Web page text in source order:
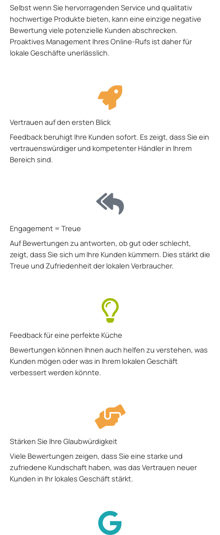
Selbst wenn Sie hervorragenden Service und qualitativ
hochwertige Produkte bieten, kann eine einzige negative
Bewertung viele potenzielle Kunden abschrecken.
Proaktives Management Ihres Online-Rufs ist daher für
lokale Geschäfte unerlässlich.
Vertrauen auf den ersten Blick
Feedback beruhigt Ihre Kunden sofort. Es zeigt, dass Sie ein
vertrauenswürdiger und kompetenter Händler in Ihrem
Bereich sind.
Engagement = Treue
Auf Bewertungen zu antworten, ob gut oder schlecht,
zeigt, dass Sie sich um Ihre Kunden kümmern. Dies stärkt die
Treue und Zufriedenheit der lokalen Verbraucher.
Feedback für eine perfekte Küche
Bewertungen können Ihnen auch helfen zu verstehen, was
Kunden mögen oder was in Ihrem lokalen Geschäft
verbessert werden könnte.
Stärken Sie Ihre Glaubwürdigkeit
Viele Bewertungen zeigen, dass Sie eine starke und
zufriedene Kundschaft haben, was das Vertrauen neuer
Kunden in Ihr lokales Geschäft stärkt.